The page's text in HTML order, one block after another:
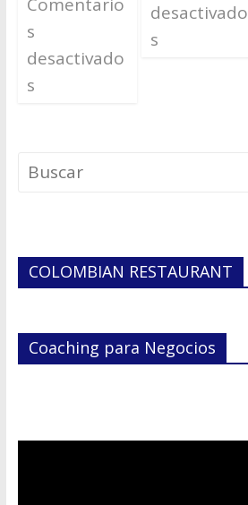
s
desactivado
s
desactivado
s
COLOMBIAN RESTAURANT
Coaching para Negocios